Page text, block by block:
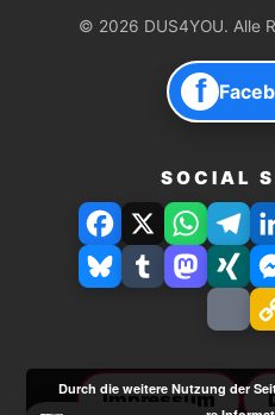
© 2026 DUS4YOU. Alle
f
SOCIAL
Facebook
X WhatsApp
BlueskyTumblrMastodon
Xing
Impressum
Durch die weitere Nutzung der